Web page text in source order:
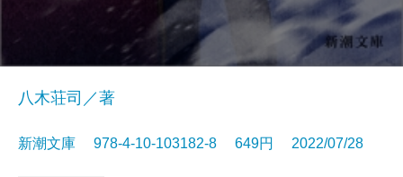
八木荘司／著
新潮文庫 978-4-10-103182-8 649円 2022/07/28